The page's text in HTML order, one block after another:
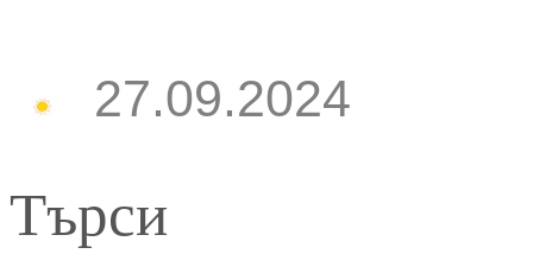
27.09.2024
Търси